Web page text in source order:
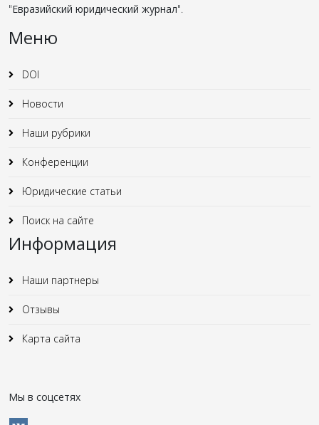
"Евразийский юридический журнал".
Меню
DOI
Новости
Наши рубрики
Конференции
Юридические статьи
Поиск на сайте
Информация
Наши партнеры
Отзывы
Карта сайта
Мы в соцсетях